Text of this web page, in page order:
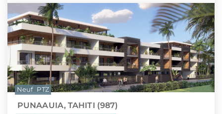
PUNAAUIA, TAHITI (987)
Neuf PTZ